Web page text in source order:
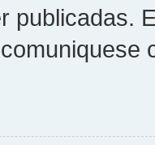
publicadas.